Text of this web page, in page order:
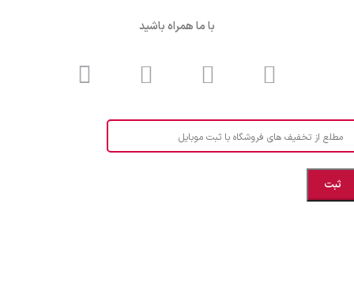
با ما همراه باشید
مطلع از تخفیف های فروشگاه با ثبت موبایل